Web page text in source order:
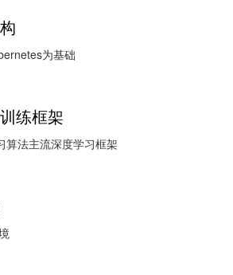
为基础
练框架
算法主流深度学习框架